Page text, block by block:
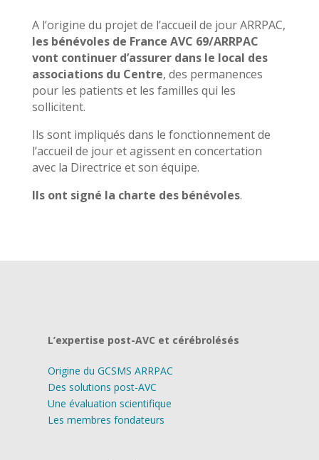
A l’origine du projet de l’accueil de jour ARRPAC,
les bénévoles de France AVC 69/ARRPAC
vont continuer d’assurer dans le local des
associations du Centre, des permanences
pour les patients et les familles qui les
sollicitent.
Ils sont impliqués dans le fonctionnement de
l’accueil de jour et agissent en concertation
avec la Directrice et son équipe.
Ils ont signé la charte des bénévoles.
L’expertise post-AVC et cérébrolésés
Origine du GCSMS ARRPAC
Des solutions post-AVC
Une évaluation scientifique
Les membres fondateurs